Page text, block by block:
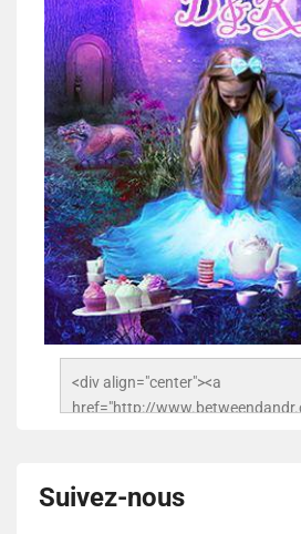
<div align="center"><a
href="http://
503716673157532-
alt="Between D&R"
Suivez-nous